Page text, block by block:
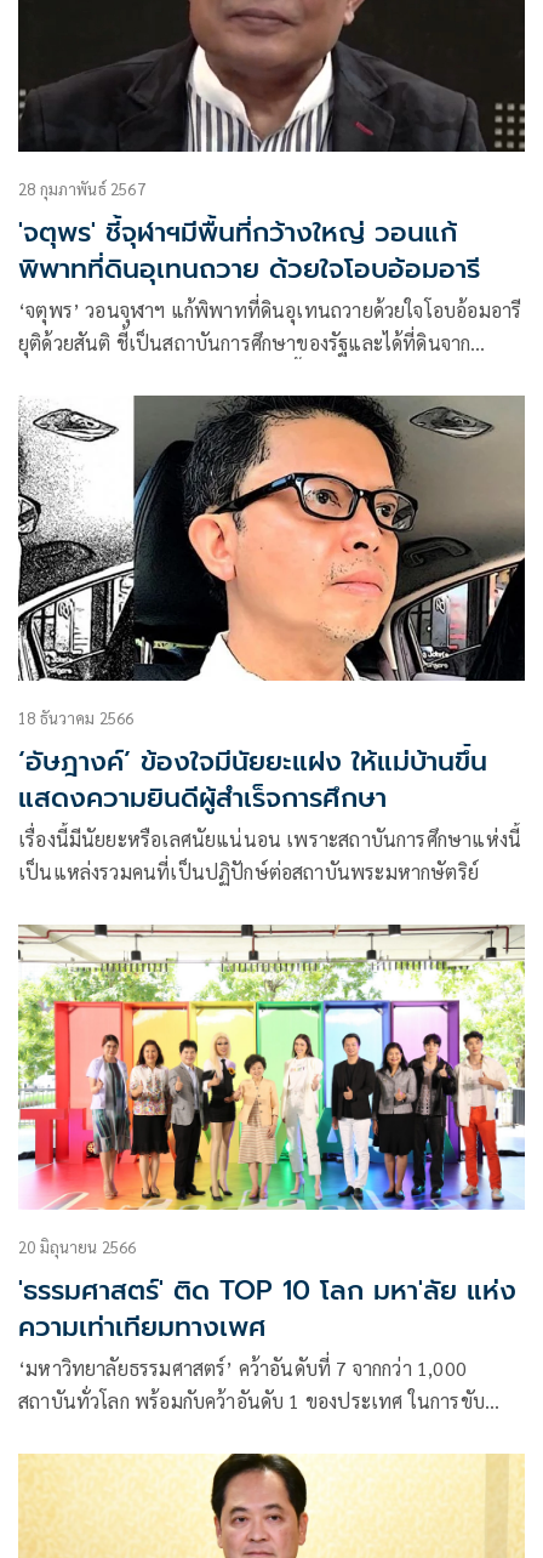
28 กุมภาพันธ์ 2567
'จตุพร' ชี้จุฬาฯมีพื้นที่กว้างใหญ่ วอนแก้
พิพาทที่ดินอุเทนถวาย ด้วยใจโอบอ้อมอารี
‘จตุพร’ วอนจุฬาฯ แก้พิพาทที่ดินอุเทนถวายด้วยใจโอบอ้อมอารี
ยุติด้วยสันติ ชี้เป็นสถาบันการศึกษาของรัฐและได้ที่ดินจาก
ความเดือดร้อน
18 ธันวาคม 2566
‘อัษฎางค์’ ข้องใจมีนัยยะแฝง ให้แม่บ้านขึ้น
แสดงความยินดีผู้สำเร็จการศึกษา
เรื่องนี้มีนัยยะหรือเลศนัยแน่นอน เพราะสถาบันการศึกษาแห่งนี้
เป็นแหล่งรวมคนที่เป็นปฏิปักษ์ต่อสถาบันพระมหากษัตริย์
20 มิถุนายน 2566
'ธรรมศาสตร์' ติด TOP 10 โลก มหา'ลัย แห่ง
ความเท่าเทียมทางเพศ
‘มหาวิทยาลัยธรรมศาสตร์’ คว้าอันดับที่ 7 จากกว่า 1,000
สถาบันทั่วโลก พร้อมกับคว้าอันดับ 1 ของประเทศ ในการขับ
กิจกรรม Pride @Thammasat: Celebrate with Pride, Unite in
Diversity ตอกย้ำ ‘ความเป็นพื้นที่ปลอดภัยที่เท่าเทียม’ สำหรับ
คนทุกกลุ่ม